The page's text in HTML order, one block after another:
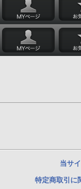
当サ
特定商取引に